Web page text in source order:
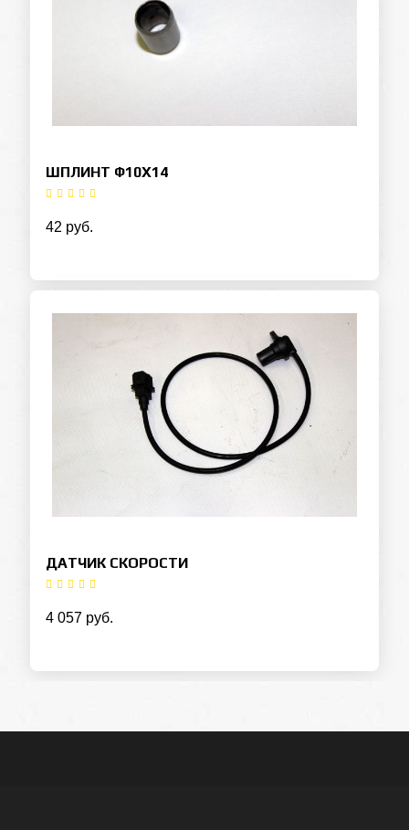
ШПЛИНТ Ф10Х14
42 руб.
ДАТЧИК СКОРОСТИ
4 057 руб.